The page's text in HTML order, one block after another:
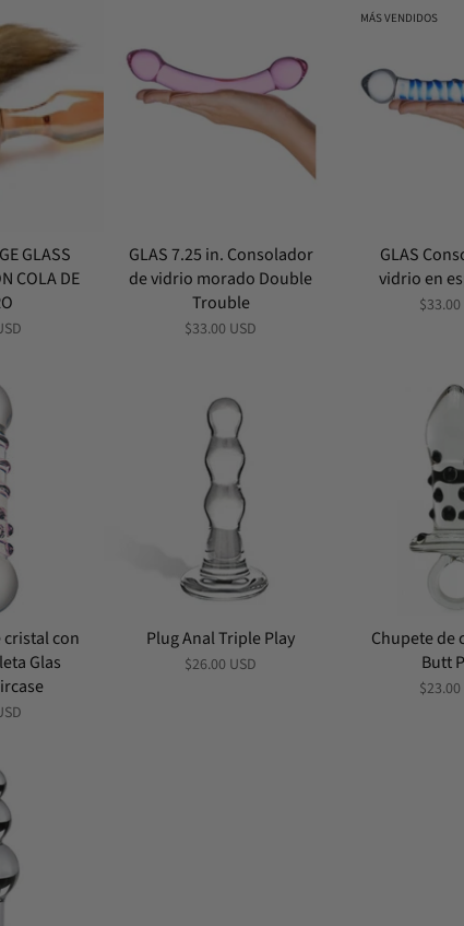
GLASS
COLA DE
GLAS 7.25 in. Consolador
de vidrio morado Double
Trouble
$33.00 USD
MÁS VENDIDOS
GLAS
vidrio en
$33.00
con
Glas
Plug Anal Triple Play
$26.00 USD
Chupete de
Butt
$23.00